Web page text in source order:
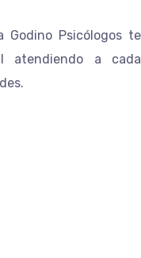
Godino Psicólogoste
atendiendo a cada